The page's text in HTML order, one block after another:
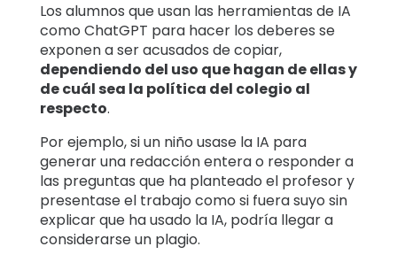
Los alumnos que usan las herramientas de IA
como ChatGPT para hacer los deberes se
exponen a ser acusados de copiar,
dependiendo del uso que hagan de ellas y
de cuál sea la política del colegio al
respecto.
Por ejemplo, si un niño usase la IA para
generar una redacción entera o responder a
las preguntas que ha planteado el profesor y
presentase el trabajo como si fuera suyo sin
explicar que ha usado la IA, podría llegar a
considerarse un plagio.